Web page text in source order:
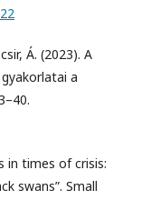
Á. (2023). A
a
in times of crisis:
swans”. Small